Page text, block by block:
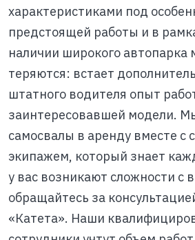
характеристиками под
предстоящей работы и в
наличии широкого автопарка
теряются: встает
штатного водителя опыт
заинтересовавшей модели.
самосвалы в аренду вместе с
экипажем, который знает
у вас возникают сложности с
обращайтесь за
«Катета». Наши